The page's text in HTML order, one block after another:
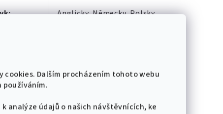
cookies. Dalším procházením tohoto webu
používáním.
analýze údajů o našich návštěvnících, ke
:
Anglicky, Německy, Polsky
stejnou notu! 🎸
noty a akce přímo do tvého